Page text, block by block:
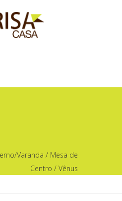
Varanda / Mesa de
Centro / Vênus